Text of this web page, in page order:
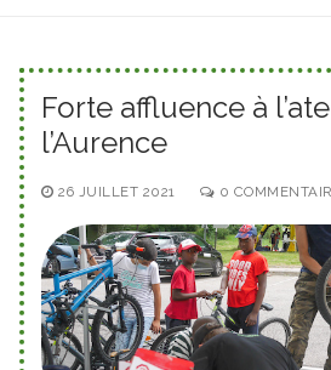
Forte affluence à
l’Aurence
26 JUILLET 2021 0